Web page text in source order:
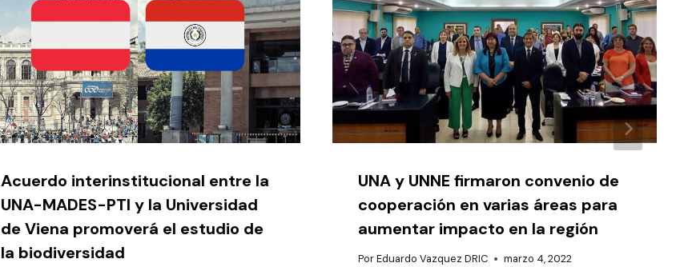
Acuerdo interinstitucional entre la
UNA-MADES-PTI y la Universidad
de Viena promoverá el estudio de
la biodiversidad
UNA y UNNE firmaron convenio de
cooperación en varias áreas para
aumentar impacto en la región
PorEduardo Vazquez DRIC marzo 4, 2022